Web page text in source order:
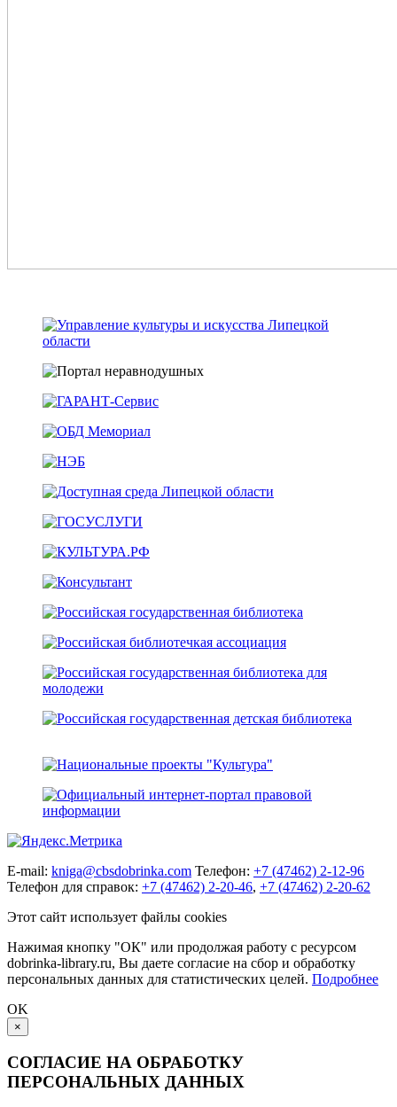
E-mail: kniga@cbsdobrinka.com Телефон: +7 (47462) 2-12-96
Телефон для справок: +7 (47462) 2-20-46, +7 (47462) 2-20-62
Этот сайт использует файлы cookies
Нажимая кнопку "ОК" или продолжая работу с ресурсом
dobrinka-library.ru, Вы даете согласие на сбор и обработку
персональных данных для статистических целей. Подробнее
OK
×
СОГЛАСИЕ НА ОБРАБОТКУ
ПЕРСОНАЛЬНЫХ ДАННЫХ